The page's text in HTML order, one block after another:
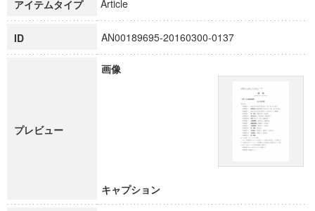
博士課程教育リーディングプログラム「超成熟社会発展のサ
アイテムタイプ Article
ID AN00189695-20160300-0137
プレビュー
画像
キャプション